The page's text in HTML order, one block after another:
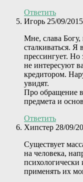
Ответить
Игорь 25/09/
Мне, слава Богу,
сталкиваться. Я
прессингует.
не интересуют
кредитором.
увидят.
Про обращение в
предмета и
Ответить
Хипстер 28/09/
Cуществует
на человека,
применять их